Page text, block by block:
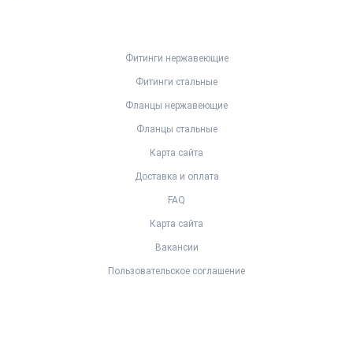
Фитинги нержавеющие
Фитинги стальные
Фланцы нержавеющие
Фланцы стальные
Карта сайта
Доставка и оплата
FAQ
Карта сайта
Вакансии
Пользовательское соглашение